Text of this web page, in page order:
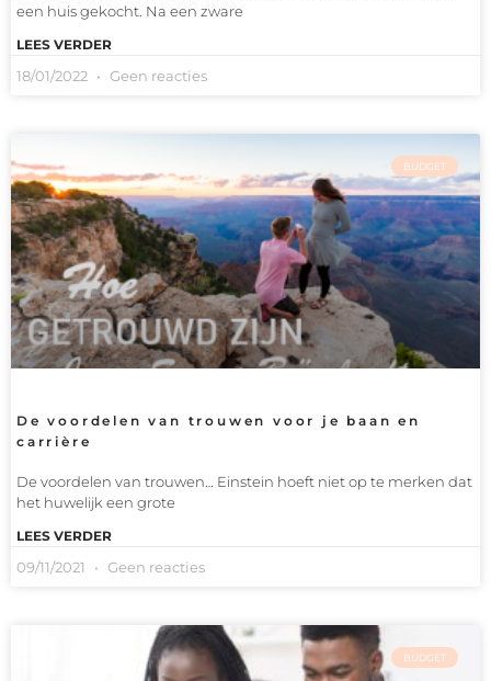
een huis gekocht. Na een zware
LEES VERDER
18/01/2022 Geen reacties
BUDGET
De voordelen van trouwen voor je baan en
carrière
De voordelen van trouwen… Einstein hoeft niet op te merken dat
het huwelijk een grote
LEES VERDER
09/11/2021 Geen reacties
BUDGET